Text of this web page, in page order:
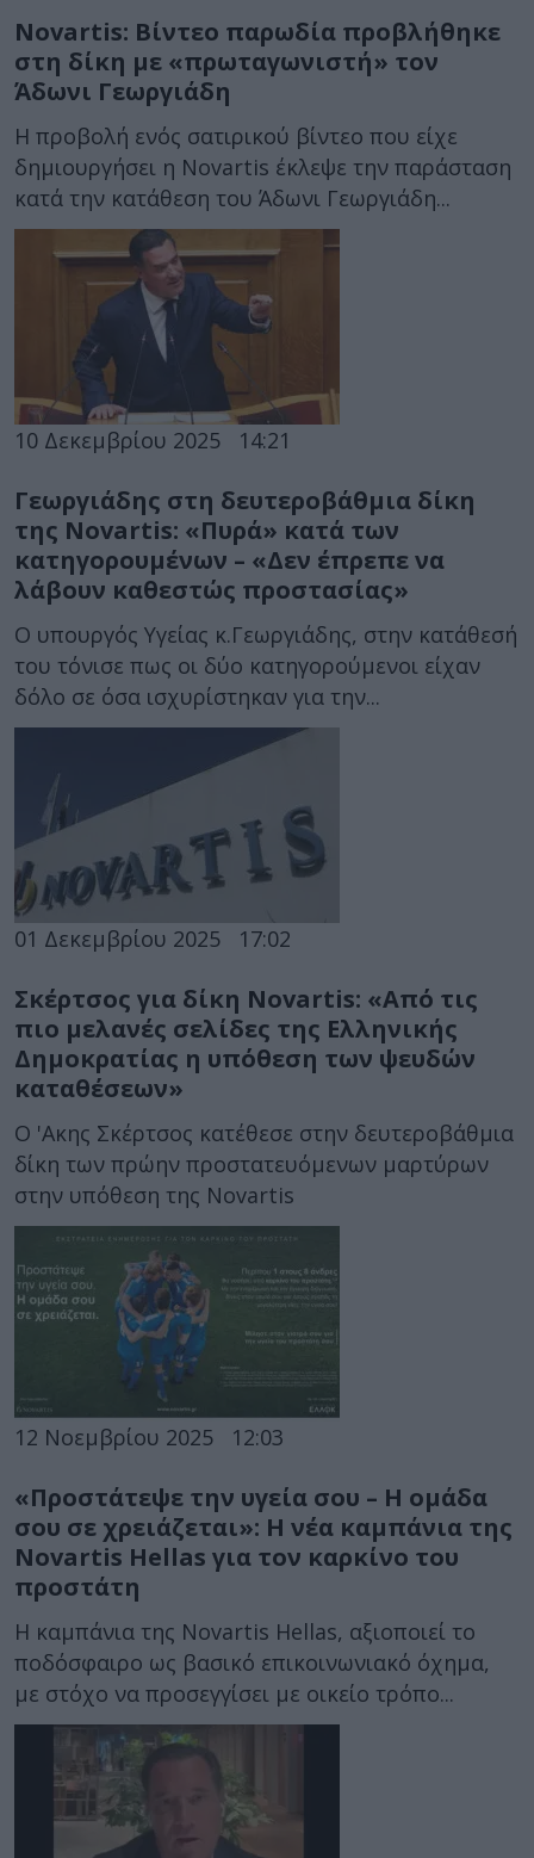
Novartis: Βίντεο παρωδία προβλήθηκε
στη δίκη με «πρωταγωνιστή» τον
Άδωνι Γεωργιάδη
Η προβολή ενός σατιρικού βίντεο που είχε
δημιουργήσει η Novartis έκλεψε την παράσταση
κατά την κατάθεση του Άδωνι Γεωργιάδη...
10 Δεκεμβρίου 2025 14:21
Γεωργιάδης στη δευτεροβάθμια δίκη
της Novartis: «Πυρά» κατά των
κατηγορουμένων – «Δεν έπρεπε να
λάβουν καθεστώς προστασίας»
Ο υπουργός Υγείας κ.Γεωργιάδης, στην κατάθεσή
του τόνισε πως οι δύο κατηγορούμενοι είχαν
δόλο σε όσα ισχυρίστηκαν για την...
01 Δεκεμβρίου 2025 17:02
Σκέρτσος για δίκη Novartis: «Από τις
πιο μελανές σελίδες της Ελληνικής
Δημοκρατίας η υπόθεση των ψευδών
καταθέσεων»
Ο 'Ακης Σκέρτσος κατέθεσε στην δευτεροβάθμια
δίκη των πρώην προστατευόμενων μαρτύρων
στην υπόθεση της Novartis
12 Νοεμβρίου 2025 12:03
«Προστάτεψε την υγεία σου – Η ομάδα
σου σε χρειάζεται»: Η νέα καμπάνια της
Novartis Hellas για τον καρκίνο του
προστάτη
Η καμπάνια της Novartis Hellas, αξιοποιεί το
ποδόσφαιρο ως βασικό επικοινωνιακό όχημα,
με στόχο να προσεγγίσει με οικείο τρόπο...